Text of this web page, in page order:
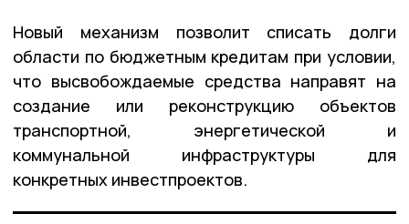
Новый механизм позволит списать долги
области по бюджетным кредитам при условии,
что высвобождаемые средства направят на
создание или реконструкцию объектов
транспортной, энергетической и
коммунальной инфраструктуры для
конкретных инвестпроектов.